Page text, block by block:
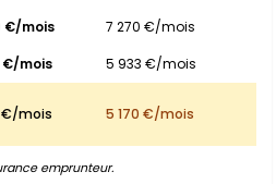
€/mois
7 270 €/mois
€/mois
5 933 €/mois
€/mois 5 170 €/mois
emprunteur.